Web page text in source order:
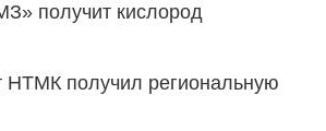
получит кислород
НТМК получил региональную